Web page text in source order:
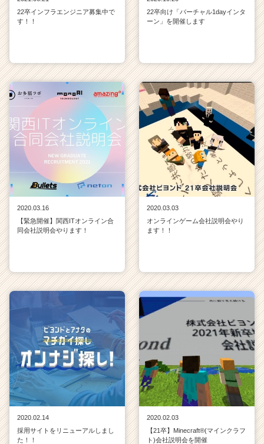
22卒インフラエンジニア募集中で
す！！
22卒向け「バーチャル1dayインタ
ーン」を開催します
2020.03.16
【緊急開催】関西ITオンライン合
同会社説明会やります！
2020.03.03
オンラインゲーム会社説明会やり
ます！！
2020.02.14
採用サイトをリニューアルしまし
た！！
2020.02.03
【21卒】Minecraft®(マインクラフ
ト)会社説明会を開催